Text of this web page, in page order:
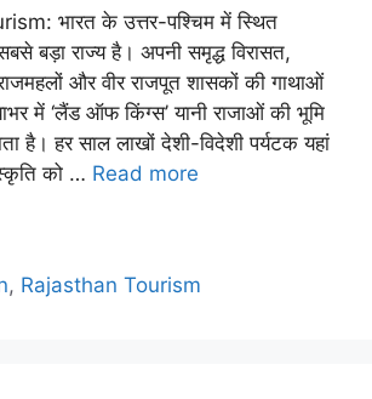
भारत के उत्तर-पश्चिम में स्थित
बड़ा राज्य है। अपनी समृद्ध विरासत,
और वीर राजपूत शासकों की गाथाओं
में ‘लैंड ऑफ किंग्स’ यानी राजाओं की भूमि
है। हर साल लाखों देशी-विदेशी पर्यटक यहां
को … Read more
, Rajasthan Tourism